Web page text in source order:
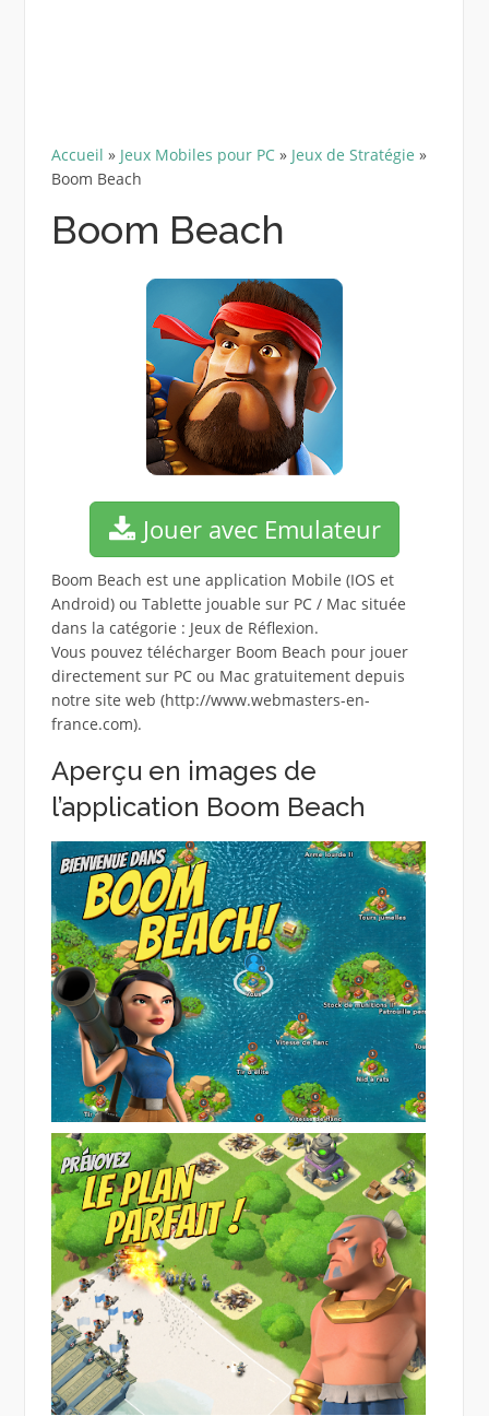
Accueil » Jeux Mobiles pour PC» Jeux de Stratégie »
Boom Beach
Boom Beach
Jouer avec Emulateur
Boom Beach est une application Mobile (IOS et
Android) ou Tablette jouable sur PC / Mac située
dans la catégorie : Jeux de Réflexion.
Vous pouvez télécharger Boom Beach pour jouer
directement sur PC ou Mac gratuitement depuis
notre site web (http://www.webmasters-en-
france.com).
Aperçu en images de
l’application Boom Beach